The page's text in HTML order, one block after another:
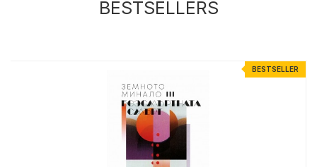
BESTSELLERS
BESTSELLER